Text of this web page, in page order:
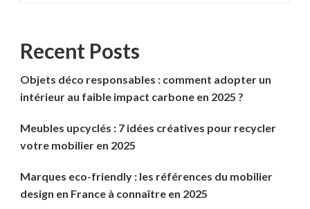
Recent Posts
Objets déco responsables : comment adopter un
intérieur au faible impact carbone en 2025 ?
Meubles upcyclés : 7 idées créatives pour recycler
votre mobilier en 2025
Marques eco-friendly : les références du mobilier
design en France à connaître en 2025